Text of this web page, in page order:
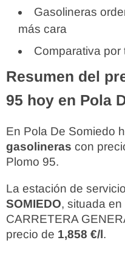
Gasolineras
más cara
Comparativa por
Resumen del
95 hoy en Pola
En Pola De Somiedo
gasolineras con
Plomo 95.
La estación de
SOMIEDO, situada
CARRETERA
precio de 1,858 €/l.